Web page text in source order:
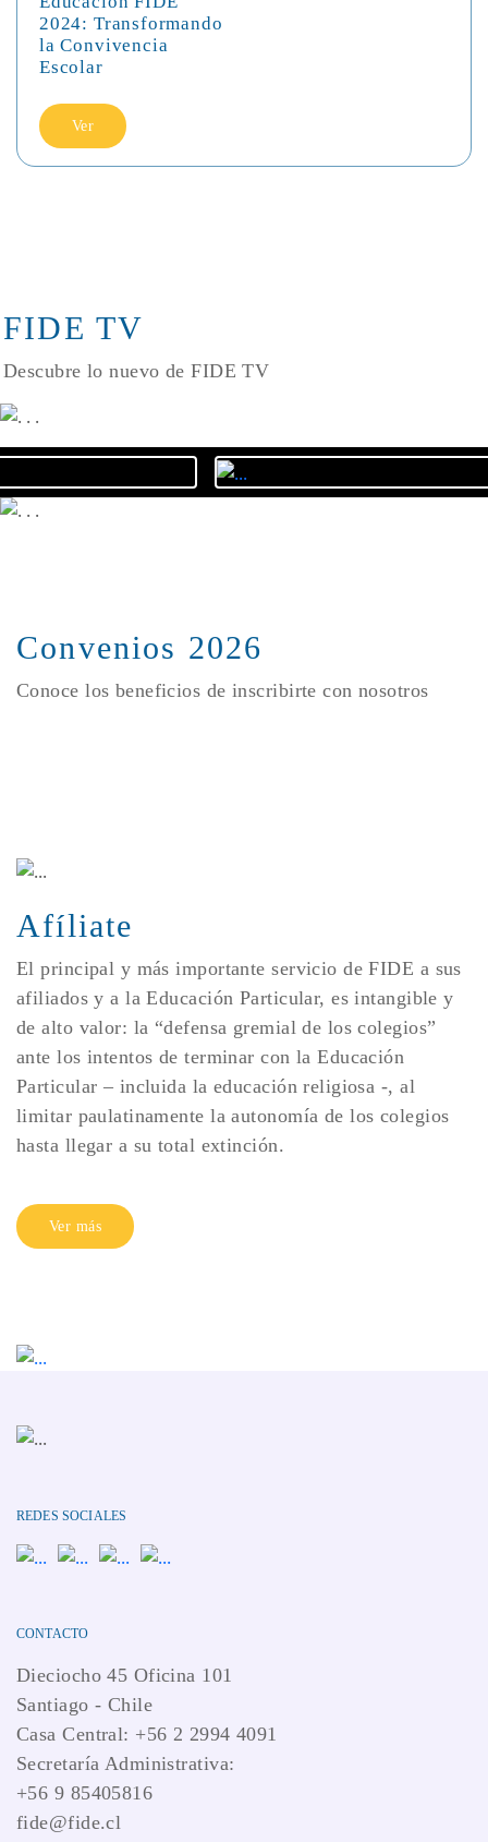
2024: Transformando
la Convivencia
Escolar
Ver
FIDE TV
Descubre lo nuevo de FIDE TV
Convenios 2026
Conoce los beneficios de inscribirte con nosotros
Afíliate
El principal y más importante servicio de FIDE a sus
afiliados y a la Educación Particular, es intangible y
de alto valor: la “defensa gremial de los colegios”
ante los intentos de terminar con la Educación
Particular – incluida la educación religiosa -, al
limitar paulatinamente la autonomía de los colegios
hasta llegar a su total extinción.
Ver más
REDES SOCIALES
CONTACTO
Dieciocho 45 Oficina 101
Santiago - Chile
Casa Central: +56 2 2994 4091
Secretaría Administrativa:
+56 9 85405816
fide@fide.cl